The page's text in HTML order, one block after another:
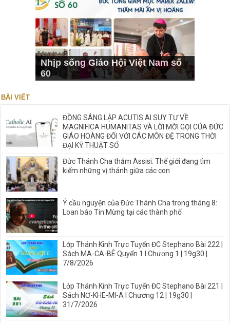
Nhịp sống Giáo Hội Việt Nam số
60
BÀI VIẾT
ĐỒNG SÁNG LẬP ACUTIS AI SUY TƯ VỀ
MAGNIFICA HUMANITAS VÀ LỜI MỜI GỌI CỦA ĐỨC
GIÁO HOÀNG ĐỐI VỚI CÁC MÔN ĐỆ TRONG THỜI
ĐẠI KỸ THUẬT SỐ
Đức Thánh Cha thăm Assisi: Thế giới đang tìm
kiếm những vị thánh giữa các con
Ý cầu nguyện của Đức Thánh Cha trong tháng 8:
Loan báo Tin Mừng tại các thành phố
Lớp Thánh Kinh Trực Tuyến ĐC Stephano Bài 222 |
Sách MA-CA-BÊ Quyển 1 I Chương 1 | 19g30 |
7/8/2026
Lớp Thánh Kinh Trực Tuyến ĐC Stephano Bài 221 |
Sách NƠ-KHE-MI-A I Chương 12 | 19g30 |
31/7/2026